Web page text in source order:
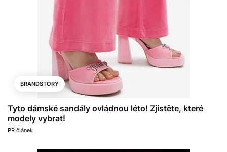
BRANDSTORY
Tyto dámské sandály ovládnou léto! Zjistěte, které
modely vybrat!
PR článek